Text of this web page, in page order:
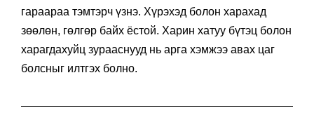
гараараа тэмтэрч үзнэ. Хүрэхэд болон харахад
зөөлөн, гөлгөр байх ёстой. Харин хатуу бүтэц болон
харагдахуйц зурааснууд нь арга хэмжээ авах цаг
болсныг илтгэх болно.